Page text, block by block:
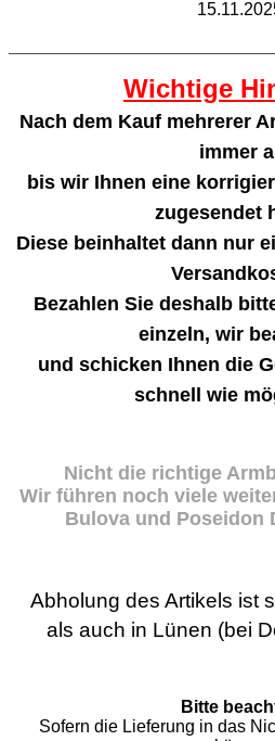
Wichtige
Nach dem Kauf mehrerer
immer
bis wir Ihnen eine
zugesendet
Diese beinhaltet dann nur
Bezahlen Sie deshalb
einzeln, wir
und schicken Ihnen die
schnell wie
Nicht die richtige
Wir führen noch viele
Bulova und Poseidon
Abholung des Artikels ist
als auch in Lünen (bei
Bitte
Sofern die Lieferung in das